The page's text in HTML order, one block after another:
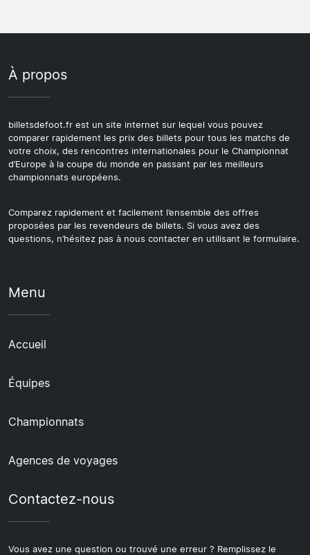
À propos
billetsdefoot.fr est un site internet sur lequel vous pouvez
comparer rapidement les prix des billets pour tous les matchs de
votre choix, des rencontres internationales pour le Championnat
d’Europe à la coupe du monde en passant par les meilleurs
championnats européens.
Comparez rapidement et facilement l’ensemble des offres
proposées par les revendeurs de billets. Si vous avez des
questions, n’hésitez pas à nous contacter en utilisant le formulaire.
Menu
Accueil
Équipes
Championnats
Agences de voyages
Contactez-nous
Vous avez une question ou trouvé une erreur ? Remplissez le